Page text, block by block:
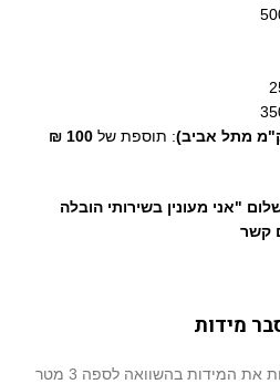
: תוספת של 100 ₪
"אני מעונין בשירותי הובלה
קשר
מידות
בתמונות אלו אתם יכול לראות את המידות בהשוואה לספה 3 מטר